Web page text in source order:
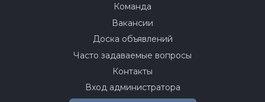
Команда
Вакансии
Доска объявлений
Часто задаваемые вопросы
Контакты
Вход администратора